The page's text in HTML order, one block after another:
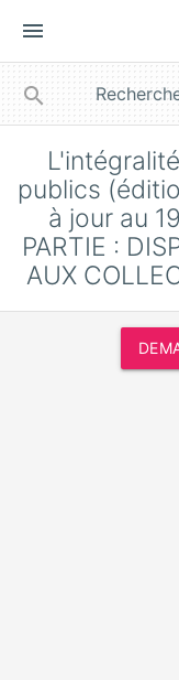
menu
search
publics
à jour au
PARTIE :
AUX